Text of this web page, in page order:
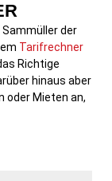
der
Tarifrechner
Richtige
hinaus aber
oder Mieten an,